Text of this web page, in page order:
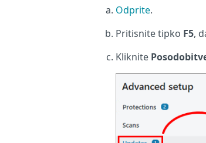
Odprite.
Pritisnite tipko F5,
Kliknite